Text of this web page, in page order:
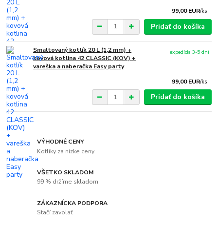
99,00 EUR/ks
Pridať do košíka
Smaltovaný kotlík 20 L (1,2 mm) +
kovová kotlina 42 CLASSIC (KOV) +
vareška a naberačka Easy party
99,00 EUR/ks
expedícia 3-5 dní
Pridať do košíka
VÝHODNÉ CENY
Kotlíky za nízke ceny
VŠETKO SKLADOM
99 % držíme skladom
ZÁKAZNÍCKA PODPORA
Stačí zavolať